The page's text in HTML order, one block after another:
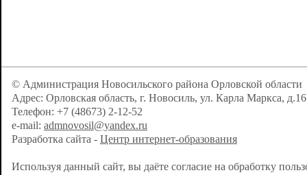
© Администрация Новосильского района Орловской области
Адрес: Орловская область, г. Новосиль, ул. Карла Маркса, д.16
Телефон: +7 (48673) 2-12-52
e-mail: admnovosil@yandex.ru
Разработка сайта - Центр интернет-образования
Используя данный сайт, вы даёте согласие на обработку